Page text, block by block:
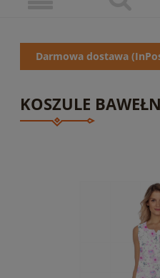
Darmowa dostawa
KOSZULE